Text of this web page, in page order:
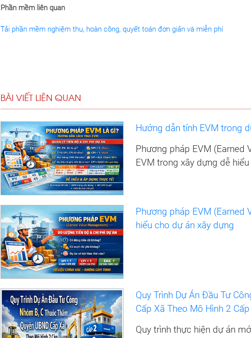
Phần mềm liên quan
Tải phần mềm nghiệm thu, hoàn công, quyết toán đơn giản và miễn phí
BÀI VIẾT LIÊN QUAN
Hướng dẫn tính EVM trong
Phương pháp EVM (Earned
EVM trong xây dựng dễ hiểu
Phương pháp EVM (Earned
hiểu cho dự án xây dựng
Quy Trình Dự Án Đầu Tư
Cấp Xã Theo Mô Hình 2
Quy trình thực hiện dự án